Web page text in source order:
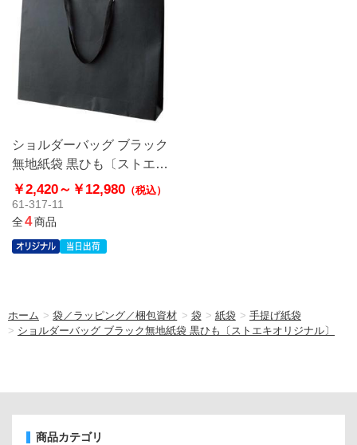
ショルダーバッグ ブラック
無地紙袋 黒ひも〔ストエキ
オリジナル〕
￥2,420～ ￥12,980 （税込）
61-317-11
全4商品
ホーム >袋／ラッピング／梱包資材 > 袋 > 紙袋 > 手提げ紙袋
> ショルダーバッグ ブラック無地紙袋 黒ひも〔ストエキオリジナル〕
商品カテゴリ